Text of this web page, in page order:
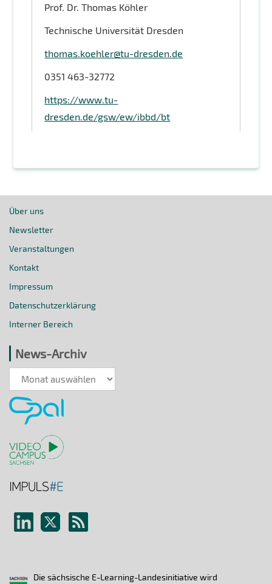
Prof. Dr. Thomas Köhler
Technische Universität Dresden
thomas.koehler@tu-dresden.de
0351 463-32772
https://www.tu-
dresden.de/gsw/ew/ibbd/bt
Über uns
Newsletter
Veranstaltungen
Kontakt
Impressum
Datenschutzerklärung
Interner Bereich
News-Archiv
News-
Archiv
Die sächsische E-Learning-Landesinitiative wird